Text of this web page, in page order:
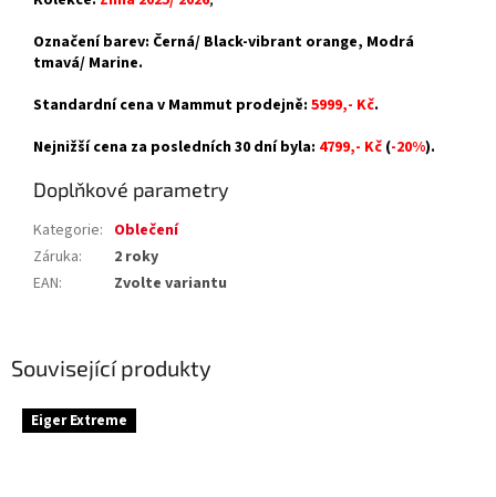
Související produkty
Eiger Extreme
Označení barev: Černá/ Black-vibrant orange, Modrá
tmavá/ Marine.
Standardní cena v Mammut prodejně: 5999,- Kč.
Nejnižší cena za posledních 30 dní byla: 4799,- Kč (-20%).
Doplňkové parametry
Kategorie: Oblečení
Záruka:
2 roky
EAN: Zvolte variantu